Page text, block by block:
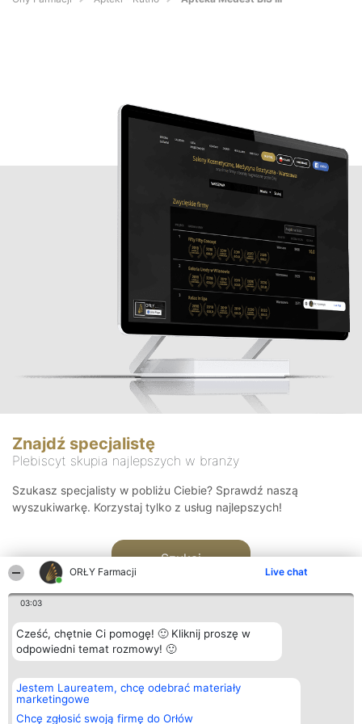
ORŁY Farmacji Live chat
03:03
Cześć, chętnie Ci pomogę! 🙂 Kliknij proszę w
odpowiedni temat rozmowy! 🙂
Jestem Laureatem, chcę odebrać materiały
marketingowe
Chcę zgłosić swoją firmę do Orłów
Znajdź specjalistę
Plebiscyt skupia najlepszych w branży
Szukasz specjalisty w pobliżu Ciebie? Sprawdź naszą
wyszukiwarkę. Korzystaj tylko z usług najlepszych!
Szukaj
Organizator plebiscytu
Bright Side Solutions sp. z o.
o. sp. k.
ul. Ruska 22
Plebiscyt
Laureaci
wszystkich
Kontakt
Kontakt